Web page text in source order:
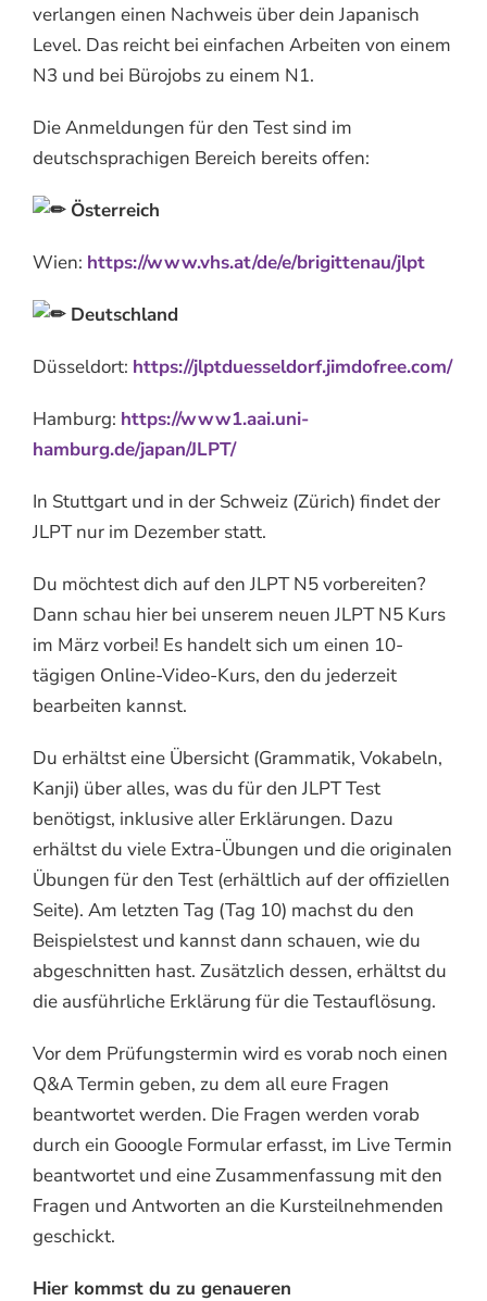
verlangen einen Nachweis über dein Japanisch
Level. Das reicht bei einfachen Arbeiten von einem
N3 und bei Bürojobs zu einem N1.
Die Anmeldungen für den Test sind im
deutschsprachigen Bereich bereits offen:
Österreich
Wien: https://www.vhs.at/de/e/brigittenau/jlpt
Deutschland
Düsseldort: https://jlptduesseldorf.jimdofree.com/
Hamburg: https://www1.aai.uni-
hamburg.de/japan/JLPT/
In Stuttgart und in der Schweiz (Zürich) findet der
JLPT nur im Dezember statt.
Du möchtest dich auf den JLPT N5 vorbereiten?
Dann schau hier bei unserem neuen JLPT N5 Kurs
im März vorbei! Es handelt sich um einen 10-
tägigen Online-Video-Kurs, den du jederzeit
bearbeiten kannst.
Du erhältst eine Übersicht (Grammatik, Vokabeln,
Kanji) über alles, was du für den JLPT Test
benötigst, inklusive aller Erklärungen. Dazu
erhältst du viele Extra-Übungen und die originalen
Übungen für den Test (erhältlich auf der offiziellen
Seite). Am letzten Tag (Tag 10) machst du den
Beispielstest und kannst dann schauen, wie du
abgeschnitten hast. Zusätzlich dessen, erhältst du
die ausführliche Erklärung für die Testauflösung.
Vor dem Prüfungstermin wird es vorab noch einen
Q&A Termin geben, zu dem all eure Fragen
beantwortet werden. Die Fragen werden vorab
durch ein Gooogle Formular erfasst, im Live Termin
beantwortet und eine Zusammenfassung mit den
Fragen und Antworten an die Kursteilnehmenden
geschickt.
Hier kommst du zu genaueren